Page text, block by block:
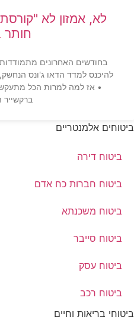
לא, אמזון לא
חותר
בחודשים האחרונים מתמודדות
להיכנס למדד הדאו ג'ונס
• אז למה למרות הכל
ברקשייר
ביטוחים אלמנטריים
ביטוח דירה
ביטוח חברות כח אדם
ביטוח משכנתא
ביטוח סייבר
ביטוח עסק
ביטוח רכב
ביטוחי בריאות וחיים